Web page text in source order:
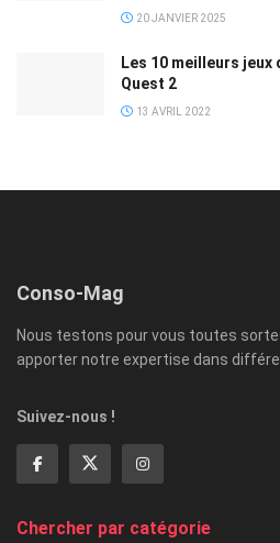
20 JANVIER 2025
Les 10 meilleurs jeux
Quest 2
13 AVRIL 2022
Conso-Mag
Nous testons pour vous toutes
apporter notre expertise dans
Suivez-nous !
Chercher par catégorie